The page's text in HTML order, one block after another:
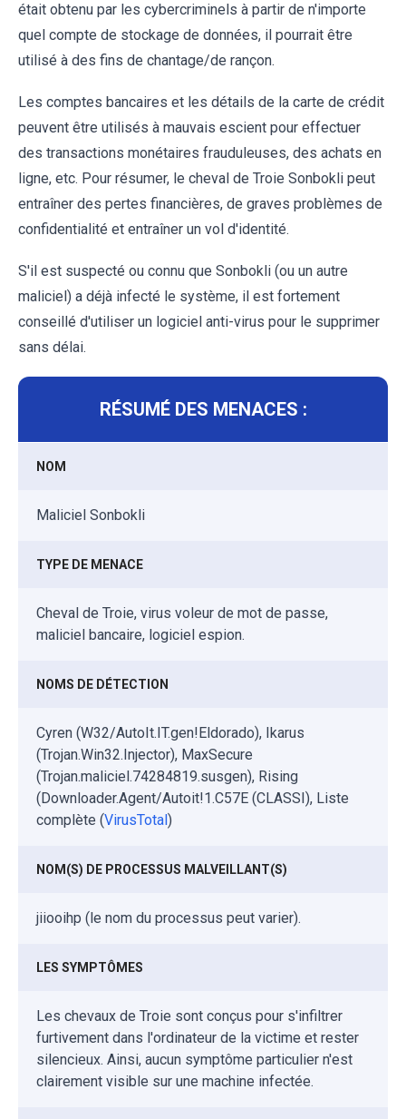
était obtenu par les cybercriminels à partir de n'importe
quel compte de stockage de données, il pourrait être
utilisé à des fins de chantage/de rançon.
Les comptes bancaires et les détails de la carte de crédit
peuvent être utilisés à mauvais escient pour effectuer
des transactions monétaires frauduleuses, des achats en
ligne, etc. Pour résumer, le cheval de Troie Sonbokli peut
entraîner des pertes financières, de graves problèmes de
confidentialité et entraîner un vol d'identité.
S'il est suspecté ou connu que Sonbokli (ou un autre
maliciel) a déjà infecté le système, il est fortement
conseillé d'utiliser un logiciel anti-virus pour le supprimer
sans délai.
RÉSUMÉ DES MENACES :
NOM
Maliciel Sonbokli
TYPE DE MENACE
Cheval de Troie, virus voleur de mot de passe,
maliciel bancaire, logiciel espion.
NOMS DE DÉTECTION
Cyren (W32/AutoIt.IT.gen!Eldorado), Ikarus
(Trojan.Win32.Injector), MaxSecure
(Trojan.maliciel.74284819.susgen), Rising
(Downloader.Agent/Autoit!1.C57E (CLASSI), Liste
complète (VirusTotal)
NOM(S) DE PROCESSUS MALVEILLANT(S)
jiiooihp (le nom du processus peut varier).
LES SYMPTÔMES
Les chevaux de Troie sont conçus pour s'infiltrer
furtivement dans l'ordinateur de la victime et rester
silencieux. Ainsi, aucun symptôme particulier n'est
clairement visible sur une machine infectée.